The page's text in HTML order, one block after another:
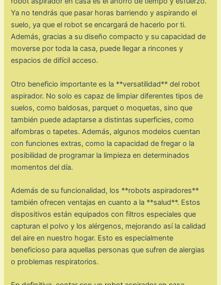
Ya no tendrás que pasar horas barriendo y aspirando el
suelo, ya que el robot se encargará de hacerlo por ti.
Además, gracias a su diseño compacto y su capacidad de
moverse por toda la casa, puede llegar a rincones y
espacios de difícil acceso.
Otro beneficio importante es la **versatilidad** del robot
aspirador. No solo es capaz de limpiar diferentes tipos de
suelos, como baldosas, parquet o moquetas, sino que
también puede adaptarse a distintas superficies, como
alfombras o tapetes. Además, algunos modelos cuentan
con funciones extras, como la capacidad de fregar o la
posibilidad de programar la limpieza en determinados
momentos del día.
Además de su funcionalidad, los **robots aspiradores**
también ofrecen ventajas en cuanto a la **salud**. Estos
dispositivos están equipados con filtros especiales que
capturan el polvo y los alérgenos, mejorando así la calidad
del aire en nuestro hogar. Esto es especialmente
beneficioso para aquellas personas que sufren de alergias
o problemas respiratorios.